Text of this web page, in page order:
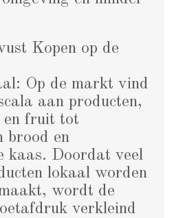
Kopen op de
Op de markt vind
aan producten,
en fruit tot
brood en
kaas. Doordat veel
lokaal worden
wordt de
verkleind​